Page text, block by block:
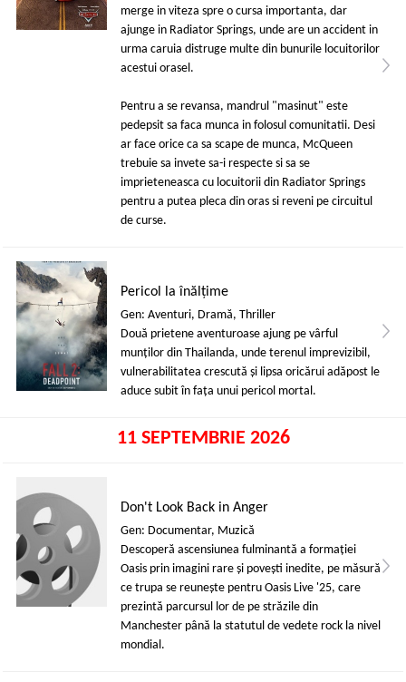
merge in viteza spre o cursa importanta, dar
ajunge in Radiator Springs, unde are un accident in
urma caruia distruge multe din bunurile locuitorilor
acestui orasel.
Pentru a se revansa, mandrul "masinut" este
pedepsit sa faca munca in folosul comunitatii. Desi
ar face orice ca sa scape de munca, McQueen
trebuie sa invete sa-i respecte si sa se
imprieteneasca cu locuitorii din Radiator Springs
pentru a putea pleca din oras si reveni pe circuitul
de curse.
Pericol la înălțime
Gen: Aventuri, Dramă, Thriller
Două prietene aventuroase ajung pe vârful
munţilor din Thailanda, unde terenul imprevizibil,
vulnerabilitatea crescută și lipsa oricărui adăpost le
aduce subit în fața unui pericol mortal.
11 SEPTEMBRIE 2026
Don't Look Back in Anger
Gen: Documentar, Muzică
Descoperă ascensiunea fulminantă a formației
Oasis prin imagini rare și povești inedite, pe măsură
ce trupa se reunește pentru Oasis Live '25, care
prezintă parcursul lor de pe străzile din
Manchester până la statutul de vedete rock la nivel
mondial.